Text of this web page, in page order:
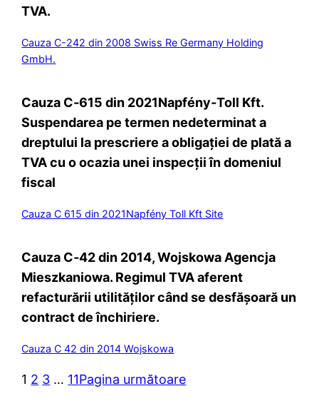
TVA.
Cauza C-242 din 2008 Swiss Re Germany Holding
GmbH.
Cauza C‑615 din 2021Napfény‑Toll Kft.
Suspendarea pe termen nedeterminat a
dreptului la prescriere a obligației de plată a
TVA cu o ocazia unei inspecții în domeniul
fiscal
Cauza C 615 din 2021Napfény Toll Kft Site
Cauza C‑42 din 2014, Wojskowa Agencja
Mieszkaniowa. Regimul TVA aferent
refacturării utilităților când se desfășoară un
contract de închiriere.
Cauza C 42 din 2014 Wojskowa
1 2 3 … 11Pagina următoare